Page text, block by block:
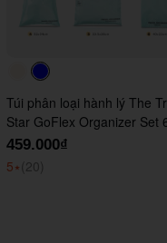
#faf0e6
Túi phân loại hành lý The
Star GoFlex Organizer Set
459.000₫
5⭑ (20)